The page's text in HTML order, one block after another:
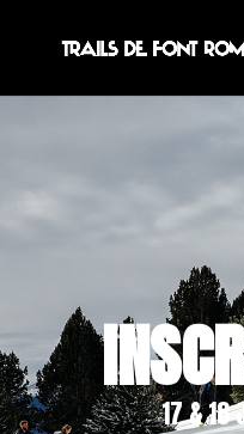
17 & 18